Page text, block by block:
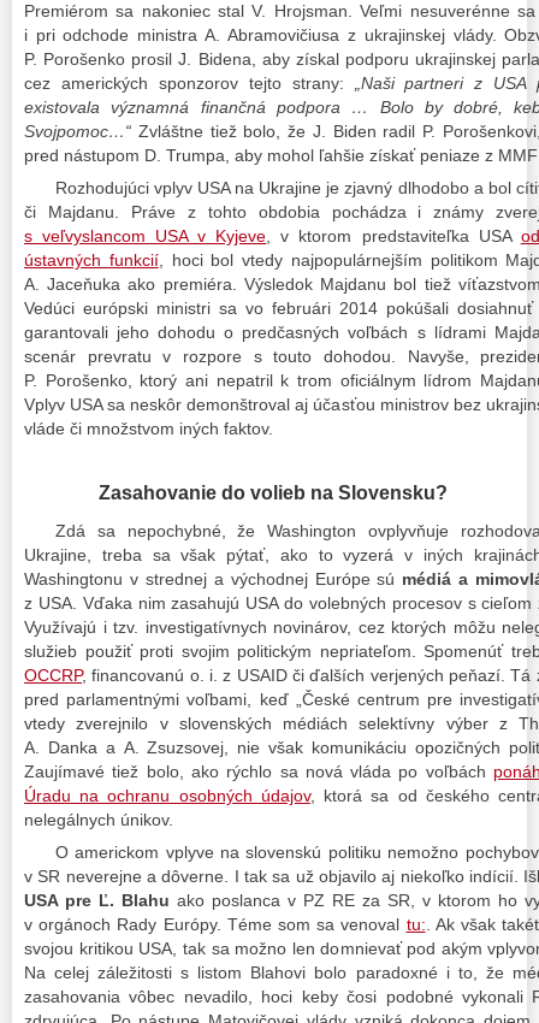
Premiérom sa nakoniec stal V. Hrojsman. Veľmi nesuverénne
i pri odchode ministra A. Abramovičiusa z ukrajinskej vlády.
P. Porošenko prosil J. Bidena, aby získal podporu ukrajinskej
cez amerických sponzorov tejto strany: „Naši partneri z USA
existovala významná finančná podpora … Bolo by dobré,
Svojpomoc…“ Zvláštne tiež bolo, že J. Biden radil P.
pred nástupom D. Trumpa, aby mohol ľahšie získať peniaze z
Rozhodujúci vplyv USA na Ukrajine je zjavný dlhodobo a bol
či Majdanu. Práve z tohto obdobia pochádza i známy
s veľvyslancom USA v Kyjeve, v ktorom predstaviteľka USA
ústavných funkcií, hoci bol vtedy najpopulárnejším politikom
A. Jaceňuka ako premiéra. Výsledok Majdanu bol tiež
Vedúci európski ministri sa vo februári 2014 pokúšali
garantovali jeho dohodu o predčasných voľbách s lídrami
scenár prevratu v rozpore s touto dohodou. Navyše,
P. Porošenko, ktorý ani nepatril k trom oficiálnym lídrom
Vplyv USA sa neskôr demonštroval aj účasťou ministrov bez
vláde či množstvom iných faktov.
Zasahovanie do volieb na Slovensku?
Zdá sa nepochybné, že Washington ovplyvňuje
Ukrajine, treba sa však pýtať, ako to vyzerá v iných
Washingtonu v strednej a východnej Európe sú médiá a
z USA. Vďaka nim zasahujú USA do volebných procesov s
Využívajú i tzv. investigatívnych novinárov, cez ktorých môžu
služieb použiť proti svojim politickým nepriateľom. Spomenúť
OCCRP, financovanú o. i. z USAID či ďalších verjených peňazí.
pred parlamentnými voľbami, keď „České centrum pre
vtedy zverejnilo v slovenských médiách selektívny výber z
A. Danka a A. Zsuzsovej, nie však komunikáciu opozičných
Zaujímavé tiež bolo, ako rýchlo sa nová vláda po voľbách
Úradu na ochranu osobných údajov, ktorá sa od českého
nelegálnych únikov.
O americkom vplyve na slovenskú politiku nemožno
v SR neverejne a dôverne. I tak sa už objavilo aj niekoľko indícií.
USA pre Ľ. Blahu ako poslanca v PZ RE za SR, v ktorom ho
v orgánoch Rady Európy. Téme som sa venoval tu:. Ak však
svojou kritikou USA, tak sa možno len domnievať pod akým
Na celej záležitosti s listom Blahovi bolo paradoxné i to, že
zasahovania vôbec nevadilo, hoci keby čosi podobné vykonali